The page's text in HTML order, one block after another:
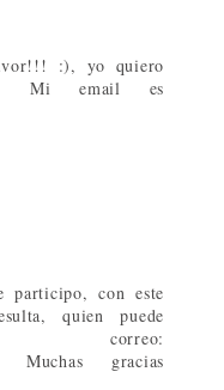
:), yo quiero
Mi email es
participo, con este
quien puede
correo:
Muchas gracias